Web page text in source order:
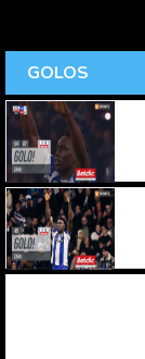
GOLOS